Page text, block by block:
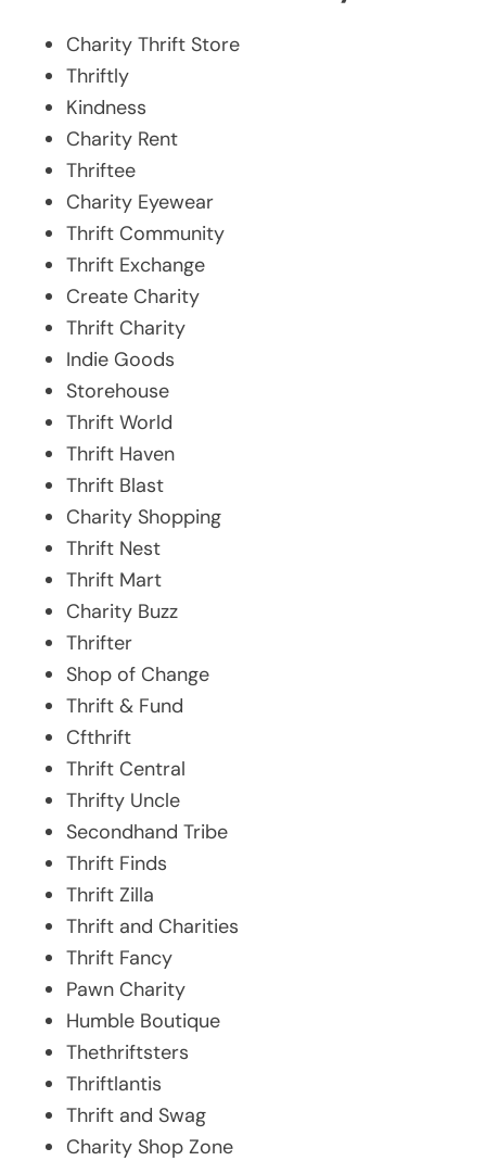
Charity Thrift Store
Thriftly
Kindness
Charity Rent
Thriftee
Charity Eyewear
Thrift Community
Thrift Exchange
Create Charity
Thrift Charity
Indie Goods
Storehouse
Thrift World
Thrift Haven
Thrift Blast
Charity Shopping
Thrift Nest
Thrift Mart
Charity Buzz
Thrifter
Shop of Change
Thrift & Fund
Cfthrift
Thrift Central
Thrifty Uncle
Secondhand Tribe
Thrift Finds
Thrift Zilla
Thrift and Charities
Thrift Fancy
Pawn Charity
Humble Boutique
Thethriftsters
Thriftlantis
Thrift and Swag
Charity Shop Zone